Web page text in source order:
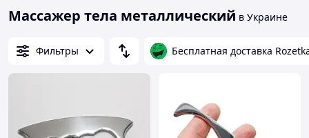
Массажер тела металлический в Украине
Фильтры Бесплатная доставка